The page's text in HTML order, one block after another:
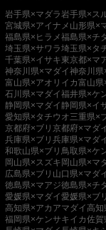
岩手県×マダラ 岩手県×ス
宮城県×アイナメ 山形県×
福島県×ヒラメ福島県×チ
埼玉県×サワラ埼玉県×タ
千葉県×イサキ東京都×マ
神奈川県×マダイ神奈川県
富山県×アオリイカ富山県
石川県×マダイ福井県×ケ
静岡県×マダイ静岡県×イ
愛知県×タチウオ三重県×
京都府×ブリ 京都府×マダ
兵庫県×ブリ 兵庫県×マダ
和歌山県×ブリ 鳥取県×ケ
岡山県×スズキ岡山県×マ
広島県×ブリ 山口県×マダ
徳島県×マアジ徳島県×チ
愛媛県×マダイ愛媛県×ブリ
高知県×アカアマダイ高知
福岡県×ケンサキイカ佐賀